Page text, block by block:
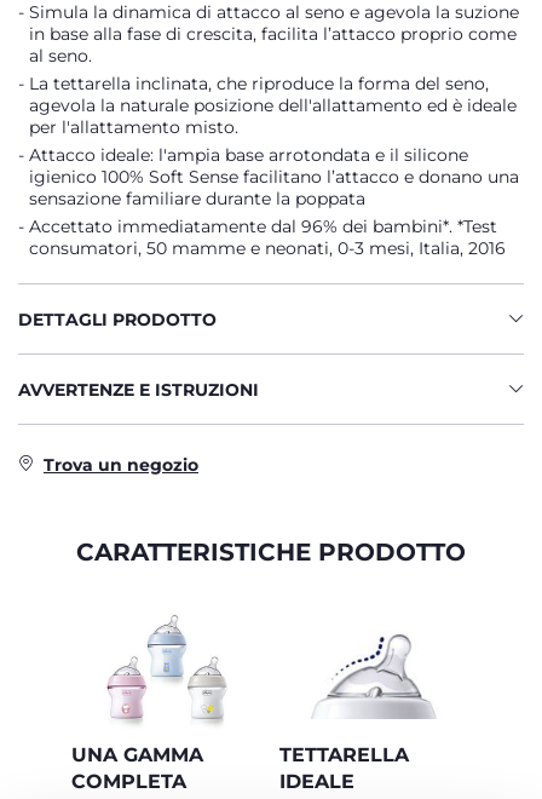
Simula la dinamica di attacco al seno e agevola la suzione
in base alla fase di crescita, facilita l’attacco proprio come
al seno.
La tettarella inclinata, che riproduce la forma del seno,
agevola la naturale posizione dell'allattamento ed è ideale
per l'allattamento misto.
Attacco ideale: l'ampia base arrotondata e il silicone
igienico 100% Soft Sense facilitano l’attacco e donano una
sensazione familiare durante la poppata
Accettato immediatamente dal 96% dei bambini*. *Test
consumatori, 50 mamme e neonati, 0-3 mesi, Italia, 2016
DETTAGLI PRODOTTO
AVVERTENZE E ISTRUZIONI
Trova un negozio
CARATTERISTICHE PRODOTTO
UNA GAMMA
COMPLETA
TETTARELLA
IDEALE